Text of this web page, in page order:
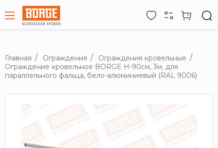
Главная Ограждения
Ограждения кровельные
Ограждение кровельное BORGE H-90см, 3м, для
параллельного фальца, бело-алюминиевый (RAL 9006)